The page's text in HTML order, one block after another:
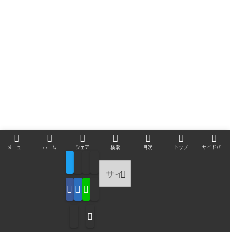
posted withアプリーチ
メニュー ホーム シェア 検索 目次 トップ サイドバー